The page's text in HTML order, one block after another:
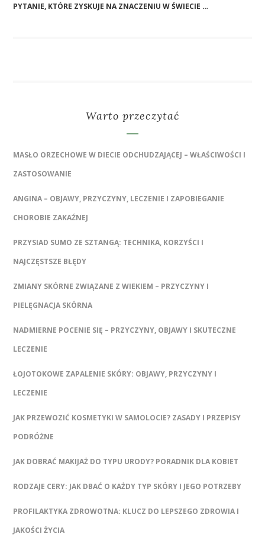
PYTANIE, KTÓRE ZYSKUJE NA ZNACZENIU W ŚWIECIE …
Warto przeczytać
MASŁO ORZECHOWE W DIECIE ODCHUDZAJĄCEJ – WŁAŚCIWOŚCI I
ZASTOSOWANIE
ANGINA – OBJAWY, PRZYCZYNY, LECZENIE I ZAPOBIEGANIE
CHOROBIE ZAKAŹNEJ
PRZYSIAD SUMO ZE SZTANGĄ: TECHNIKA, KORZYŚCI I
NAJCZĘSTSZE BŁĘDY
ZMIANY SKÓRNE ZWIĄZANE Z WIEKIEM – PRZYCZYNY I
PIELĘGNACJA SKÓRNA
NADMIERNE POCENIE SIĘ – PRZYCZYNY, OBJAWY I SKUTECZNE
LECZENIE
ŁOJOTOKOWE ZAPALENIE SKÓRY: OBJAWY, PRZYCZYNY I
LECZENIE
JAK PRZEWOZIĆ KOSMETYKI W SAMOLOCIE? ZASADY I PRZEPISY
PODRÓŻNE
JAK DOBRAĆ MAKIJAŻ DO TYPU URODY? PORADNIK DLA KOBIET
RODZAJE CERY: JAK DBAĆ O KAŻDY TYP SKÓRY I JEGO POTRZEBY
PROFILAKTYKA ZDROWOTNA: KLUCZ DO LEPSZEGO ZDROWIA I
JAKOŚCI ŻYCIA